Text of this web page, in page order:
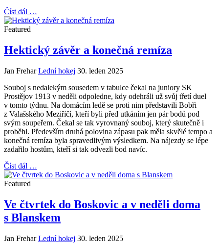
Číst dál …
Featured
Hektický závěr a konečná remíza
Jan Frehar Lední hokej 30. leden 2025
Souboj s nedalekým sousedem v tabulce čekal na juniory SK
Prostějov 1913 v neděli odpoledne, kdy odehráli už svůj třetí duel
v tomto týdnu. Na domácím ledě se proti nim představili Bobři
z Valašského Meziříčí, kteří byli před utkáním jen pár bodů pod
svým soupeřem. Čekal se tak vyrovnaný souboj, který skutečně i
proběhl. Především druhá polovina zápasu pak měla skvělé tempo a
konečná remíza byla spravedlivým výsledkem. Na nájezdy se lépe
zadařilo hostům, kteří si tak odvezli bod navíc.
Číst dál …
Featured
Ve čtvrtek do Boskovic a v neděli doma
s Blanskem
Jan Frehar Lední hokej 30. leden 2025